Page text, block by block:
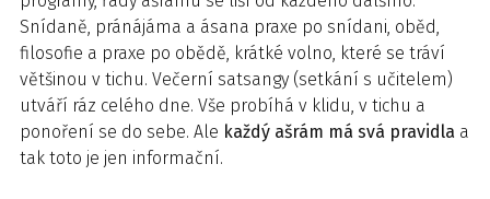
Snídaně, pránájáma a ásana praxe po snídani, oběd,
filosofie a praxe po obědě, krátké volno, které se tráví
většinou v tichu. Večerní satsangy (setkání s učitelem)
utváří ráz celého dne. Vše probíhá v klidu, v tichu a
ponoření se do sebe. Ale každý ašrám má svá pravidla a
tak toto je jen informační.